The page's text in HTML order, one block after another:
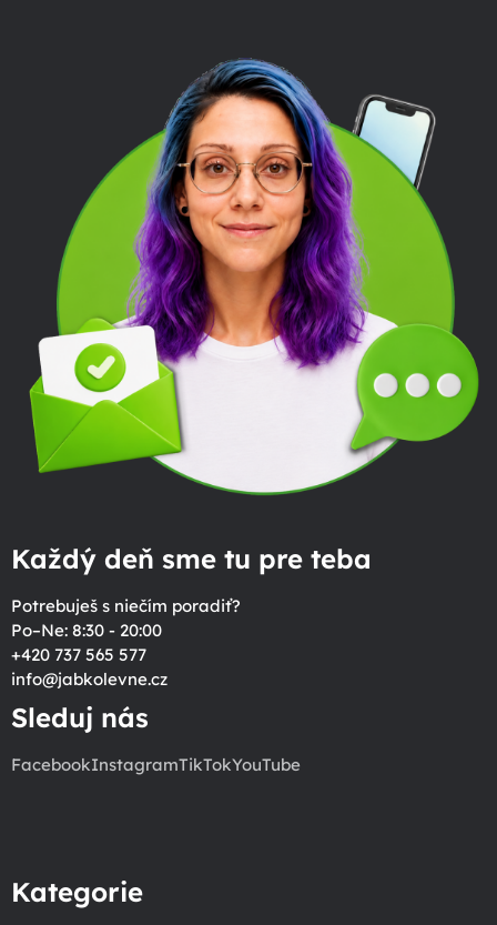
Každý deň sme tu pre teba
Potrebuješ s niečím poradiť?
Po–Ne: 8:30 - 20:00
+420 737 565 577
info@jabkolevne.cz
Sleduj nás
FacebookInstagramTikTokYouTube
Kategorie